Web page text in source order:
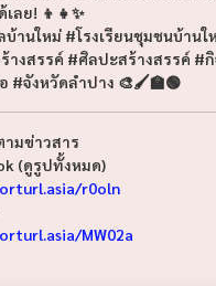
ลย! 👦👧✨
านใหม่ #โรงเรียนชุมชนบ้าน
างสรรค์ #ศิลปะสร้างสรรค์ #
#จังหวัดลำปาง 🎨🖌️🏫🟢
มข่าวสาร
(ดูรูปทั้งหมด)
r0oln
MW02a